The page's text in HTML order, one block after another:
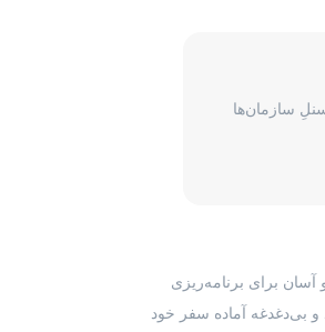
سازمان‌ها
آسان برای برنامه‌ریزی
و بی‌دغدغه آماده سفر خود